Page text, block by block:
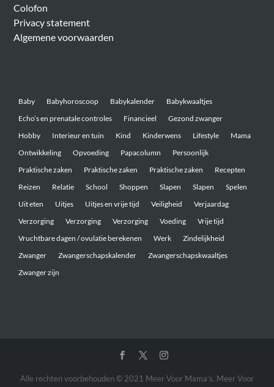
Colofon
Privacy statement
Algemene voorwaarden
Baby Babyhoroscoop Babykalender
Babykwaaltjes
Echo’s en prenatale controles
Financieel
Gezond zwanger
Hobby
Interieur en tuin Kind Kinderwens Lifestyle
Mama
Ontwikkeling
Opvoeding Papacolumn
Persoonlijk
Praktische zaken
Praktische zaken Praktische zaken
Recepten
Reizen
Relatie School Shoppen Slapen Slapen
Spelen
Uit eten
Uitjes Uitjes en vrije tijd Veiligheid
Verjaardag
Verzorging
Verzorging Verzorging Voeding
Vrije tijd
Vruchtbare dagen / ovulatie berekenen
Werk
Zindelijkheid
Zwanger
Zwangerschapskalender
Zwangerschapskwaaltjes
Zwanger zijn
Alle rechten voorbehouden © 2021 Meer Voor Mama’s. Meer Voor